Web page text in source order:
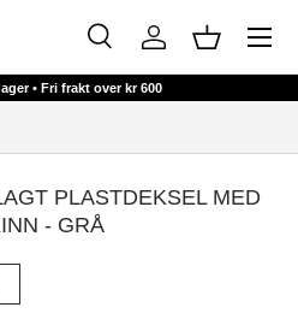
Søk Logg innKurv
Meny
• Fri frakt over kr 600
PLASTDEKSEL MED
- GRÅ